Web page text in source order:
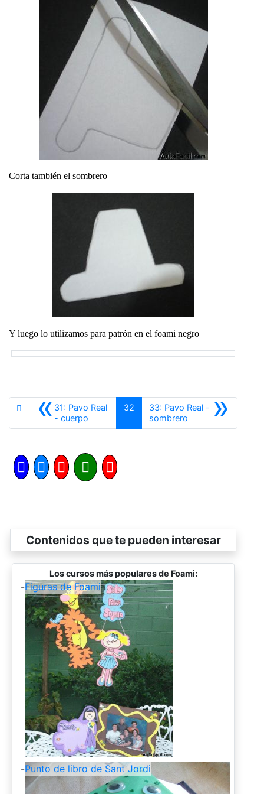
Corta también el sombrero
Y luego lo utilizamos para patrón en el foami negro
«31: Pavo Real
- cuerpo
32 »
33: Pavo Real -
sombreroSiguiente
Contenidos que te pueden interesar
Los cursos más populares de Foami:
-Figuras de Foami
-Punto de libro de Sant Jordi